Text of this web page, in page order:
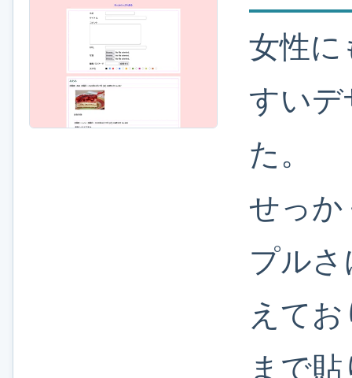
女性に
すいデ
た。
せっか
プル
えて
まで